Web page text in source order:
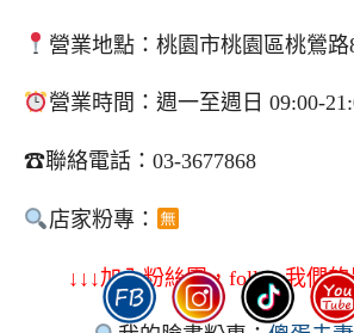
營業地點：桃園市桃園區桃鶯路
營業時間：週一至週日 09:00-
☎聯絡電話：03-3677868
店家粉專：
↓↓↓加入粉絲團，follow我們的